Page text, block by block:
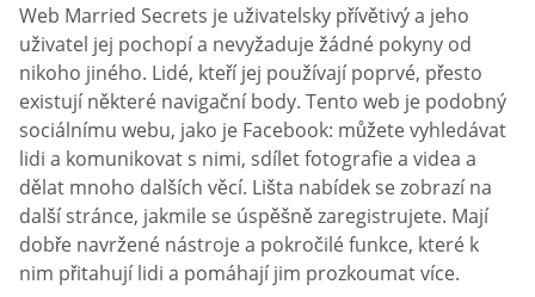
Web Married Secrets je uživatelsky přívětivý a jeho
uživatel jej pochopí a nevyžaduje žádné pokyny od
nikoho jiného. Lidé, kteří jej používají poprvé, přesto
existují některé navigační body. Tento web je podobný
sociálnímu webu, jako je Facebook: můžete vyhledávat
lidi a komunikovat s nimi, sdílet fotografie a videa a
dělat mnoho dalších věcí. Lišta nabídek se zobrazí na
další stránce, jakmile se úspěšně zaregistrujete. Mají
dobře navržené nástroje a pokročilé funkce, které k
nim přitahují lidi a pomáhají jim prozkoumat více.